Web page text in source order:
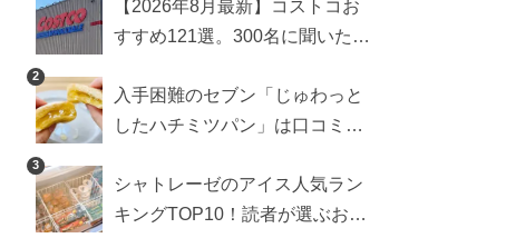
【2026年8月最新】コストコお
すすめ121選。300名に聞いた買
め商品も
2
入手困難のセブン「じゅわっと
したハチミツパン」は口コミ通
検証
3
シャトレーゼのアイス人気ラン
キングTOP10！読者が選ぶおす